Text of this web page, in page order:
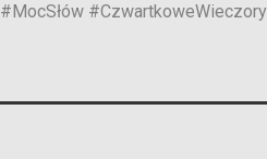
#MocSłów #CzwartkoweWieczory